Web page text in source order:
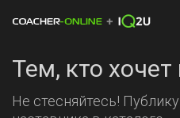
Тем, кто хочет
Не стесняйтесь!